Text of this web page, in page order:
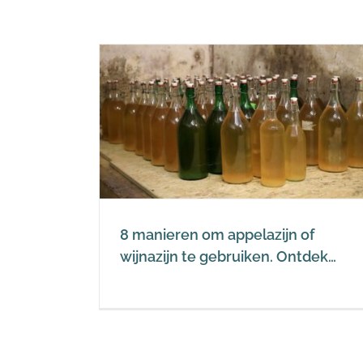
8 manieren om appelazijn of
wijnazijn te gebruiken. Ontdek…
Wat is appelazijn? En hoe
appelazijn gemaakt?
Appelazijn en wijnazijn